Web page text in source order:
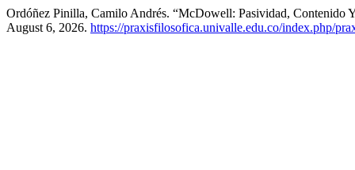
Ordóñez Pinilla, Camilo Andrés. “McDowell: Pasividad, Contenido
August 6, 2026. https://praxisfilosofica.univalle.edu.co/index.php/